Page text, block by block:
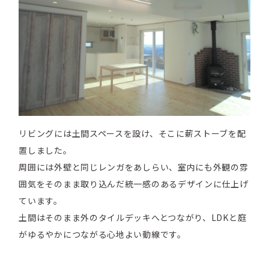
リビングには土間スペースを設け、そこに薪ストーブを配
置しました。
周囲には外壁と同じレンガをあしらい、室内にも外観の雰
囲気をそのまま取り込んだ統一感のあるデザインに仕上げ
ています。
土間はそのまま外のタイルデッキへとつながり、LDKと庭
がゆるやかにつながる心地よい動線です。